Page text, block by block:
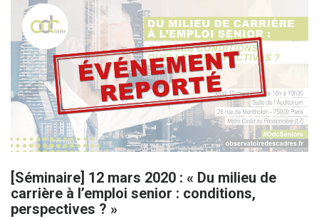
[Séminaire] 12 mars 2020 : « Du milieu de
carrière à l’emploi senior : conditions,
perspectives ? »